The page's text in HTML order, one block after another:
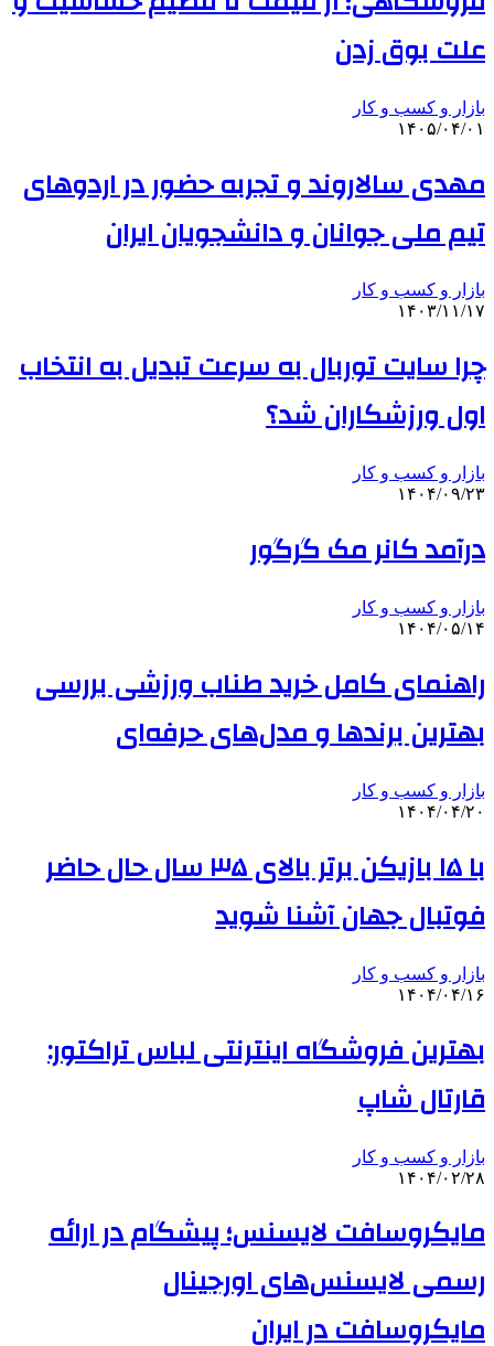
علت بوق زدن
بازار و کسب و کار
۱۴۰۵/۰۴/۰۱
مهدی سالاروند و تجربه حضور در اردوهای
تیم ملی جوانان و دانشجویان ایران
بازار و کسب و کار
۱۴۰۳/۱۱/۱۷
چرا سایت توربال به ‌سرعت تبدیل به انتخاب
اول ورزشکاران شد؟
بازار و کسب و کار
۱۴۰۴/۰۹/۲۳
درآمد کانر مک گرگور
بازار و کسب و کار
۱۴۰۴/۰۵/۱۴
راهنمای کامل خرید طناب ورزشی بررسی
بهترین برندها و مدل‌های حرفه‌ای
بازار و کسب و کار
۱۴۰۴/۰۴/۲۰
با ۱۵ بازیکن برتر بالای ۳۵ سال حال حاضر
فوتبال جهان آشنا شوید
بازار و کسب و کار
۱۴۰۴/۰۴/۱۶
بهترین فروشگاه اینترنتی لباس تراکتور:
قارتال شاپ
بازار و کسب و کار
۱۴۰۴/۰۲/۲۸
مایکروسافت لایسنس؛ پیشگام در ارائه
رسمی لایسنس‌های اورجینال
مایکروسافت در ایران